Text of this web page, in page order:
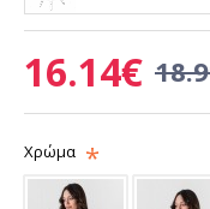
16.14€
Χρώμα